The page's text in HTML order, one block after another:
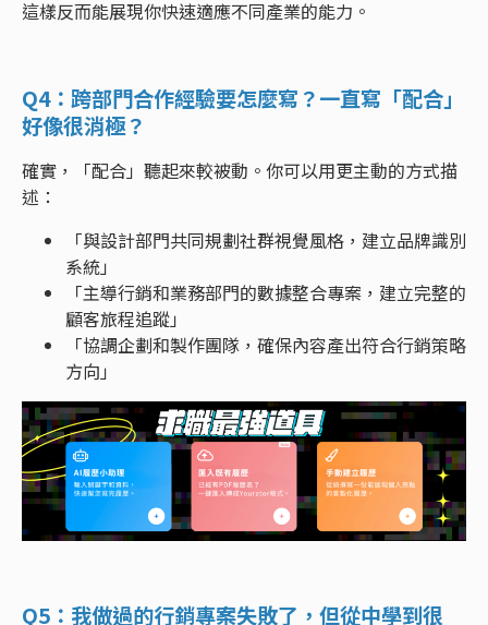
這樣反而能展現你快速適應不同產業的能力。
Q4：跨部門合作經驗要怎麼寫？一直寫「配合」
好像很消極？
確實，「配合」聽起來較被動。你可以用更主動的方式描
述：
「與設計部門共同規劃社群視覺風格，建立品牌識別
系統」
「主導行銷和業務部門的數據整合專案，建立完整的
顧客旅程追蹤」
「協調企劃和製作團隊，確保內容產出符合行銷策略
方向」
Q5：我做過的行銷專案失敗了，但從中學到很